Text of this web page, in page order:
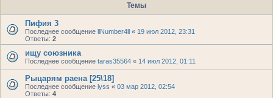
Темы
Пифия 3
Последнее сообщение llNumber4ll « 19 июл 2012, 23:31
Ответы: 2
ищу союзника
Последнее сообщение taras35564 « 14 июл 2012, 01:11
Рыцарям раена [25\18]
Последнее сообщение lyss « 03 мар 2012, 02:54
Ответы: 4